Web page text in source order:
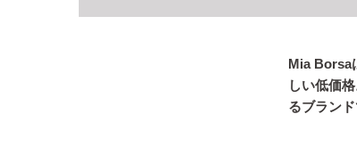
Mia Borsa
しい低価
るブランド